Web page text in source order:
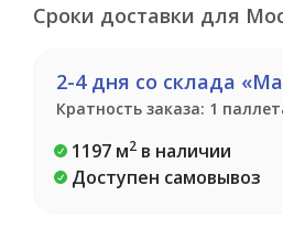
Сроки доставки для
2-4 дня со склада
Кратность заказа: 1
1197 м2 в наличии
Доступен самовывоз